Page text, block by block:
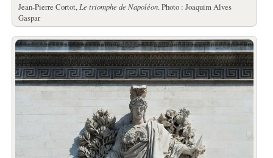
Jean-Pierre Cortot, Le triomphe de Napoléon. Photo : Joaquim Alves
Gaspar